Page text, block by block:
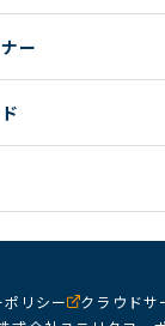
ー
ポリシー
クラウドサ